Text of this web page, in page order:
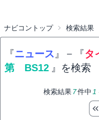
ナビコントップ 検索結果
『ニュース 』 − 『タ
第 BS12 』を検索
検索結果7件中 1